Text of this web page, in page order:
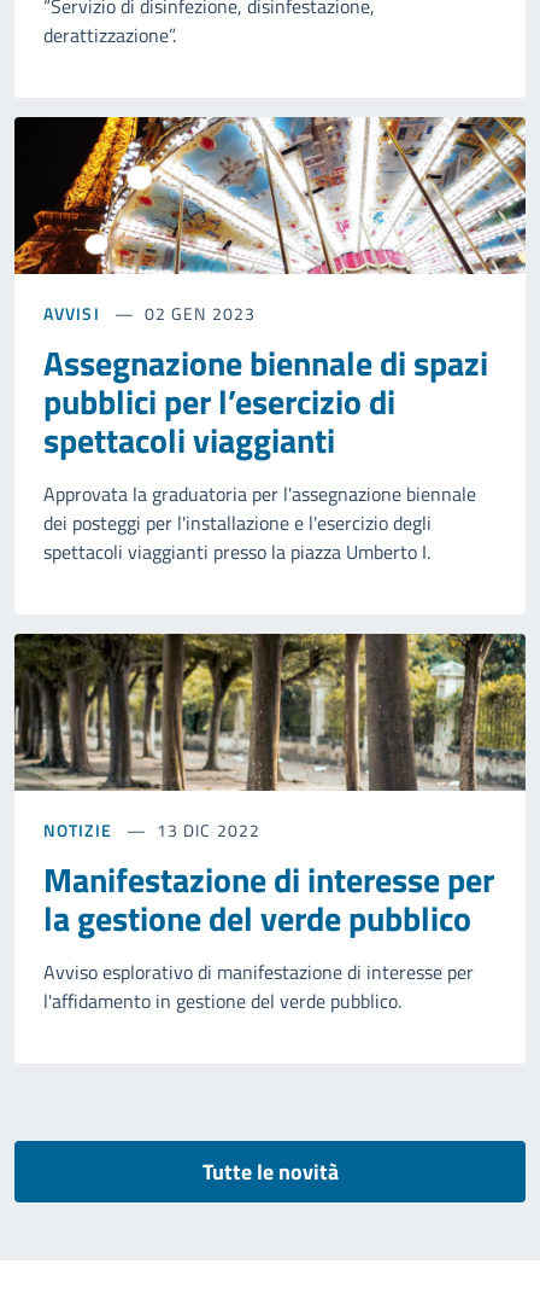
“Servizio di disinfezione, disinfestazione,
derattizzazione”.
AVVISI 02 GEN 2023
Assegnazione biennale di spazi
pubblici per l’esercizio di
spettacoli viaggianti
Approvata la graduatoria per l'assegnazione biennale
dei posteggi per l'installazione e l'esercizio degli
spettacoli viaggianti presso la piazza Umberto I.
NOTIZIE 13 DIC 2022
Manifestazione di interesse per
la gestione del verde pubblico
Avviso esplorativo di manifestazione di interesse per
l'affidamento in gestione del verde pubblico.
Tutte le novità